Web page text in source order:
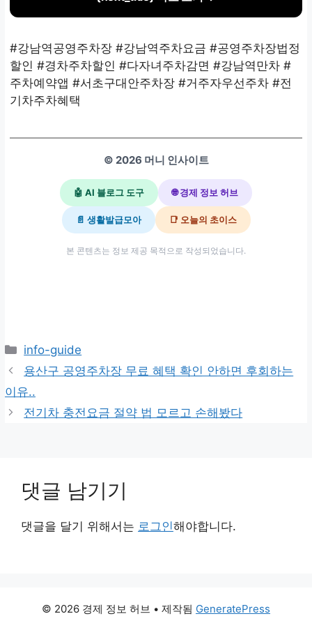
#강남역공영주차장 #강남역주차요금 #공영주차장법정
할인 #경차주차할인 #다자녀주차감면 #강남역만차 #
주차예약앱 #서초구대안주차장 #거주자우선주차 #전
기차주차혜택
© 2026 머니 인사이트
🤖 AI 블로그 도구 🌐 경제 정보 허브
📄 생활발급모아 📑 오늘의 초이스
본 콘텐츠는 정보 제공 목적으로 작성되었습니다.
카
테
고
리
info-guide
용산구 공영주차장 무료 혜택 확인 안하면 후회하는
이유..
전기차 충전요금 절약 법 모르고 손해봤다
댓글 남기기
댓글을 달기 위해서는 로그인해야합니다.
© 2026 경제 정보 허브 • 제작됨 GeneratePress